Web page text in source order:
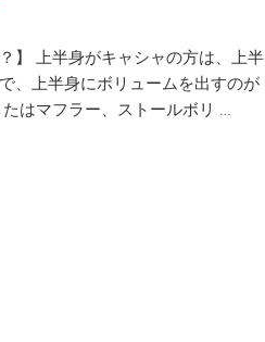
】 上半身がキャシャの方は、上半
、上半身にボリュームを出すのが
はマフラー、ストールボリ …